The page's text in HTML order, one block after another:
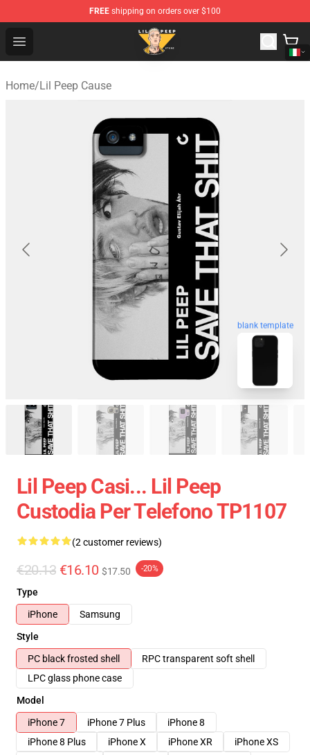
FREE shipping on orders over $100
Open menu
Lil Peep Store - Official Lil Peep Merchandise Shop
Home/Lil Peep Cause
blank template
Lil Peep Casi... Lil Peep
Custodia Per Telefono TP1107
(2 customer reviews)
€20.13 €16.10 $17.50 -20%
Type
iPhone
Samsung
Style
PC black frosted shell
RPC transparent soft shell
LPC glass phone case
Model
iPhone 7
iPhone 7 Plus
iPhone 8
iPhone 8 Plus
iPhone X iPhone XR
iPhone XS